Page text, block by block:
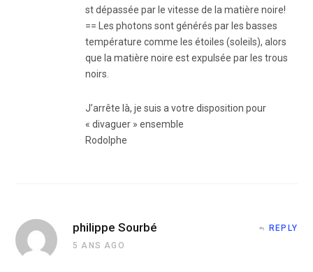
st dépassée par le vitesse de la matière noire!
== Les photons sont générés par les basses
température comme les étoiles (soleils), alors
que la matière noire est expulsée par les trous
noirs.
J’arrête là, je suis a votre disposition pour
« divaguer » ensemble
Rodolphe
philippe Sourbé
5 ANS AGO
REPLY